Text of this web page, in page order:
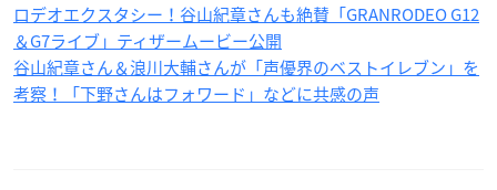
ロデオエクスタシー！谷山紀章さんも絶賛「GRANRODEO G12
＆G7ライブ」ティザームービー公開
谷山紀章さん＆浪川大輔さんが「声優界のベストイレブン」を
考察！「下野さんはフォワード」などに共感の声